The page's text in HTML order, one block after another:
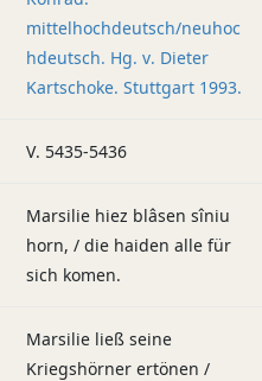
mittelhochdeutsch/neuhoc
hdeutsch. Hg. v. Dieter
Kartschoke. Stuttgart 1993.
V. 5435-5436
Marsilie hiez blâsen sîniu
horn, / die haiden alle für
sich komen.
Marsilie ließ seine
Kriegshörner ertönen /